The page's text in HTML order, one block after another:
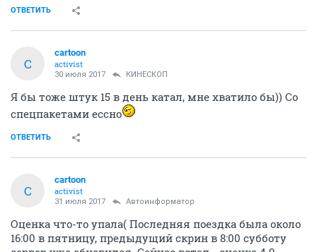
ОТВЕТИТЬ
C
cartoon
activist
30 июля 2017 КИНЕСКОП
Я бы тоже штук 15 в день катал, мне хватило бы)) Со
спецпакетами ессно
ОТВЕТИТЬ
C
cartoon
activist
31 июля 2017 Автоинформатор
Оценка что-то упала( Последняя поездка была около
16:00 в пятницу, предыдущий скрин в 8:00 субботу